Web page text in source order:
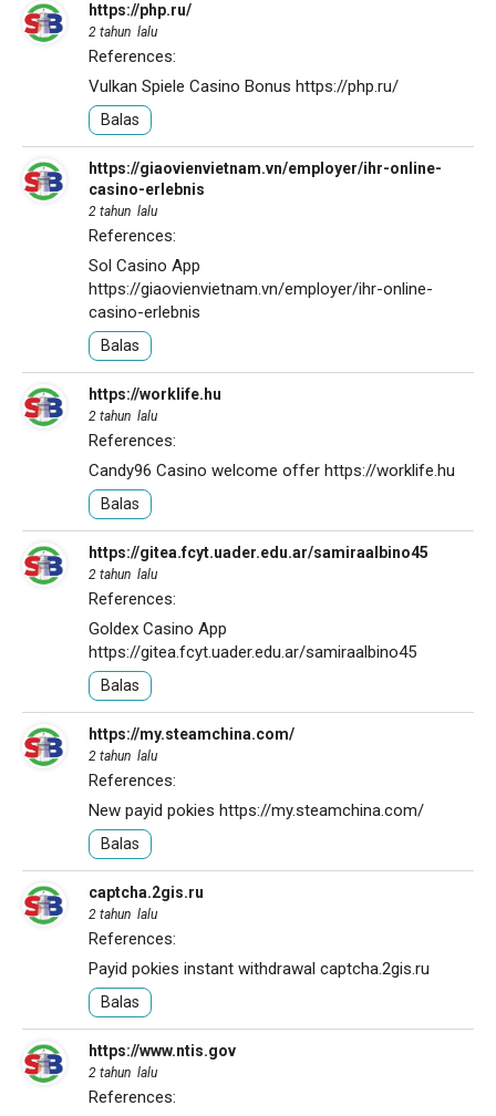
https://php.ru/
2 tahun lalu
References:
Vulkan Spiele Casino Bonus https://php.ru/
Balas
https://giaovienvietnam.vn/employer/ihr-online-
casino-erlebnis
2 tahun lalu
References:
Sol Casino App
https://giaovienvietnam.vn/employer/ihr-online-
casino-erlebnis
Balas
https://worklife.hu
2 tahun lalu
References:
Candy96 Casino welcome offer https://worklife.hu
Balas
https://gitea.fcyt.uader.edu.ar/samiraalbino45
2 tahun lalu
References:
Goldex Casino App
https://gitea.fcyt.uader.edu.ar/samiraalbino45
Balas
https://my.steamchina.com/
2 tahun lalu
References:
New payid pokies https://my.steamchina.com/
Balas
captcha.2gis.ru
2 tahun lalu
References:
Payid pokies instant withdrawal captcha.2gis.ru
Balas
https://www.ntis.gov
2 tahun lalu
References: